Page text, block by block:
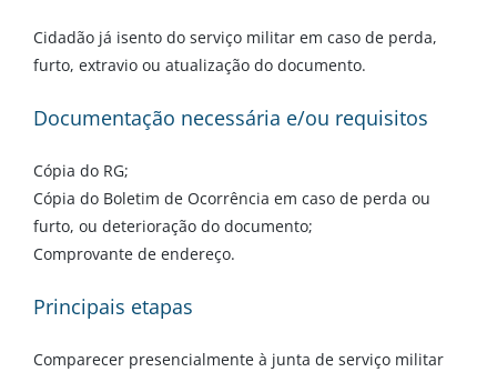
Cidadão já isento do serviço militar em caso de perda,
furto, extravio ou atualização do documento.
Documentação necessária e/ou requisitos
Cópia do RG;
Cópia do Boletim de Ocorrência em caso de perda ou
furto, ou deterioração do documento;
Comprovante de endereço.
Principais etapas
Comparecer presencialmente à junta de serviço militar